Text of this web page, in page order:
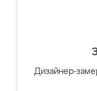
Дизайнер-